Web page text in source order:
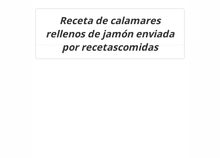
Receta de calamares
rellenos de jamón enviada
por recetascomidas